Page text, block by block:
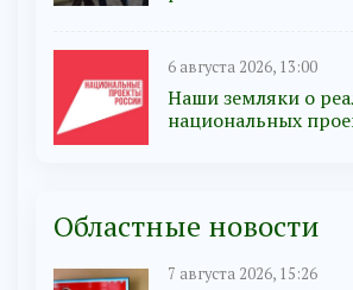
6 августа 2026, 13:00
Наши земляки о
национальных
Областные новости
7 августа 2026, 15:26